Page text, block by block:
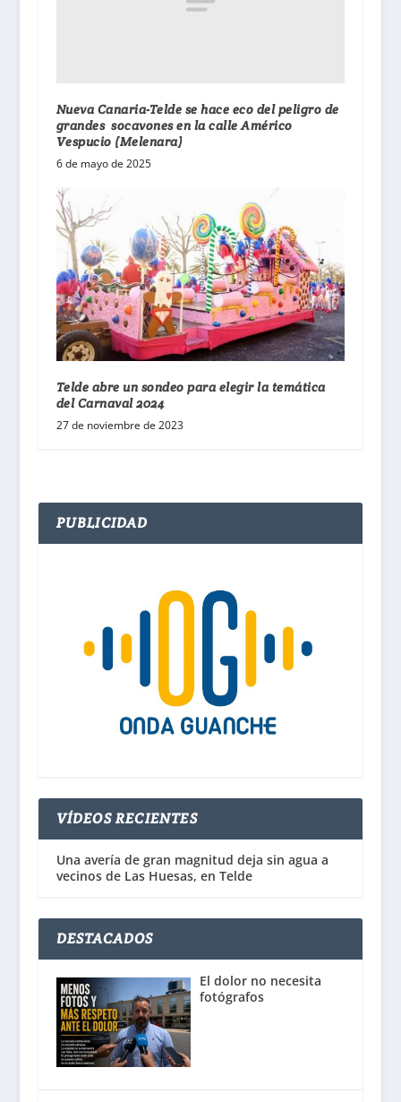
Nueva Canaria-Telde se hace eco del peligro de
grandes socavones en la calle Américo
Vespucio (Melenara)
6 de mayo de 2025
Telde abre un sondeo para elegir la temática
del Carnaval 2024
27 de noviembre de 2023
PUBLICIDAD
VÍDEOS RECIENTES
Una avería de gran magnitud deja sin agua a
vecinos de Las Huesas, en Telde
DESTACADOS
El dolor no necesita
fotógrafos